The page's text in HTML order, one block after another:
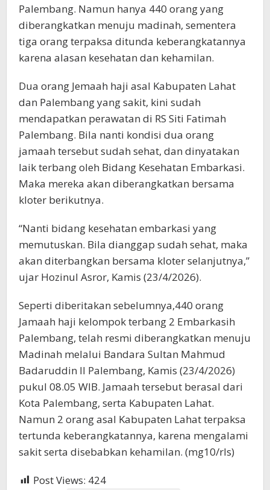
Palembang. Namun hanya 440 orang yang
diberangkatkan menuju madinah, sementera
tiga orang terpaksa ditunda keberangkatannya
karena alasan kesehatan dan kehamilan.
Dua orang Jemaah haji asal Kabupaten Lahat
dan Palembang yang sakit, kini sudah
mendapatkan perawatan di RS Siti Fatimah
Palembang. Bila nanti kondisi dua orang
jamaah tersebut sudah sehat, dan dinyatakan
laik terbang oleh Bidang Kesehatan Embarkasi.
Maka mereka akan diberangkatkan bersama
kloter berikutnya.
“Nanti bidang kesehatan embarkasi yang
memutuskan. Bila dianggap sudah sehat, maka
akan diterbangkan bersama kloter selanjutnya,”
ujar Hozinul Asror, Kamis (23/4/2026).
Seperti diberitakan sebelumnya,440 orang
Jamaah haji kelompok terbang 2 Embarkasih
Palembang, telah resmi diberangkatkan menuju
Madinah melalui Bandara Sultan Mahmud
Badaruddin II Palembang, Kamis (23/4/2026)
pukul 08.05 WIB. Jamaah tersebut berasal dari
Kota Palembang, serta Kabupaten Lahat.
Namun 2 orang asal Kabupaten Lahat terpaksa
tertunda keberangkatannya, karena mengalami
sakit serta disebabkan kehamilan. (mg10/rls)
Post Views: 424